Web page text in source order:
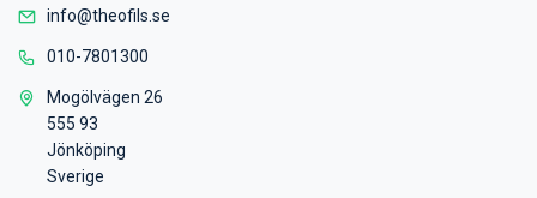
info@theofils.se
010-7801300
Mogölvägen 26
555 93
Jönköping
Sverige